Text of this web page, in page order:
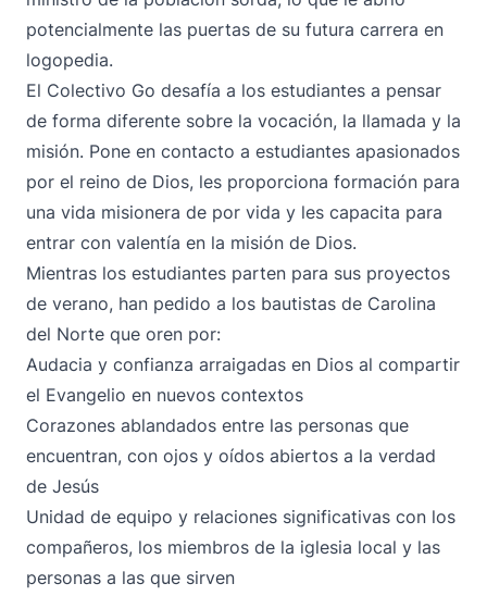
potencialmente las puertas de su futura carrera en
logopedia.
El Colectivo Go desafía a los estudiantes a pensar
de forma diferente sobre la vocación, la llamada y la
misión. Pone en contacto a estudiantes apasionados
por el reino de Dios, les proporciona formación para
una vida misionera de por vida y les capacita para
entrar con valentía en la misión de Dios.
Mientras los estudiantes parten para sus proyectos
de verano, han pedido a los bautistas de Carolina
del Norte que oren por:
Audacia y confianza arraigadas en Dios al compartir
el Evangelio en nuevos contextos
Corazones ablandados entre las personas que
encuentran, con ojos y oídos abiertos a la verdad
de Jesús
Unidad de equipo y relaciones significativas con los
compañeros, los miembros de la iglesia local y las
personas a las que sirven